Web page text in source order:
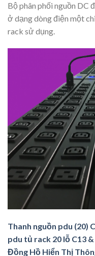
Bộ phân phối nguồn DC
ở dạng dòng điện một
rack sử dụng.
Thanh nguồn pdu (20)
pdu tủ rack 20 lỗ C13
Đồng Hồ Hiển Thị